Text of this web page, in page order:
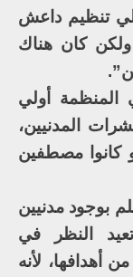
تنظيم داعش
ولكن كان هناك
أولي
المدنيين،
كانوا مصطفين
بوجود مدنيين
النظر في
أهدافها، لأنه